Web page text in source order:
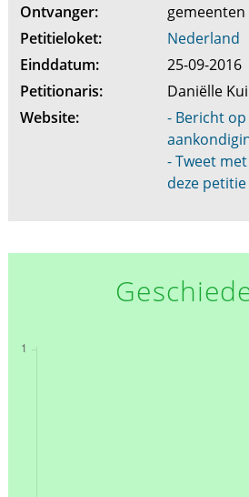
Ontvanger:
gemeenten
Petitieloket:
Nederland
Einddatum:
25-09-2016
Petitionaris:
Daniëlle
Website:
- Bericht
- Tweet
deze petitie